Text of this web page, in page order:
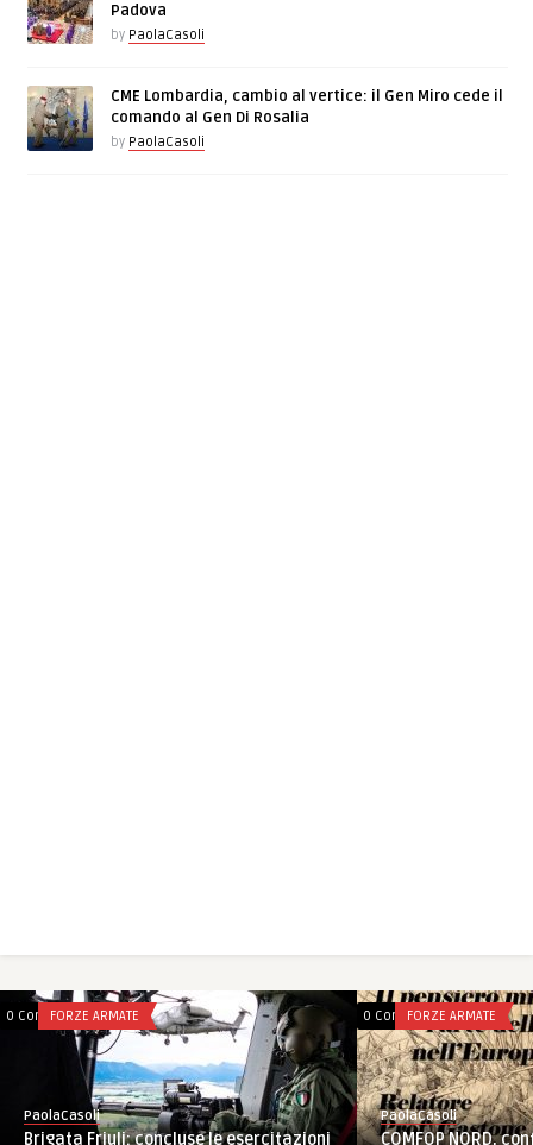
Padova
by PaolaCasoli
CME Lombardia, cambio al vertice: il Gen Miro cede il
comando al Gen Di Rosalia
by PaolaCasoli
0 CommentsFORZE ARMATE
PaolaCasoli
Brigata Friuli: concluse le esercitazioni
0 CommentsFORZE ARMATE
PaolaCasoli
COMFOP NORD,